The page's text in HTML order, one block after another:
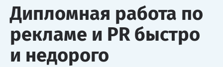
Дипломная работа по
рекламе и PR быстро
и недорого